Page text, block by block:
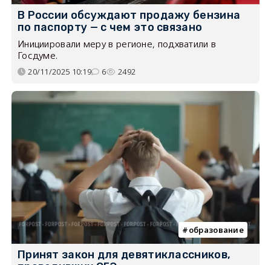
В России обсуждают продажу бензина
по паспорту — с чем это связано
Инициировали меру в регионе, подхватили в
Госдуме.
20/11/2025 10:19 6 2492
образование
Принят закон для девятиклассников,